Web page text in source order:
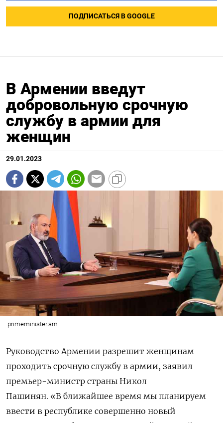
ПОДПИСАТЬСЯ В GOOGLE
В Армении введут
добровольную срочную
службу в армии для
женщин
29.01.2023
primeminister.am
Руководство Армении разрешит женщинам
проходить срочную службу в армии, заявил
премьер-министр страны Никол
Пашинян. «В ближайшее время мы планируем
ввести в республике совершенно новый